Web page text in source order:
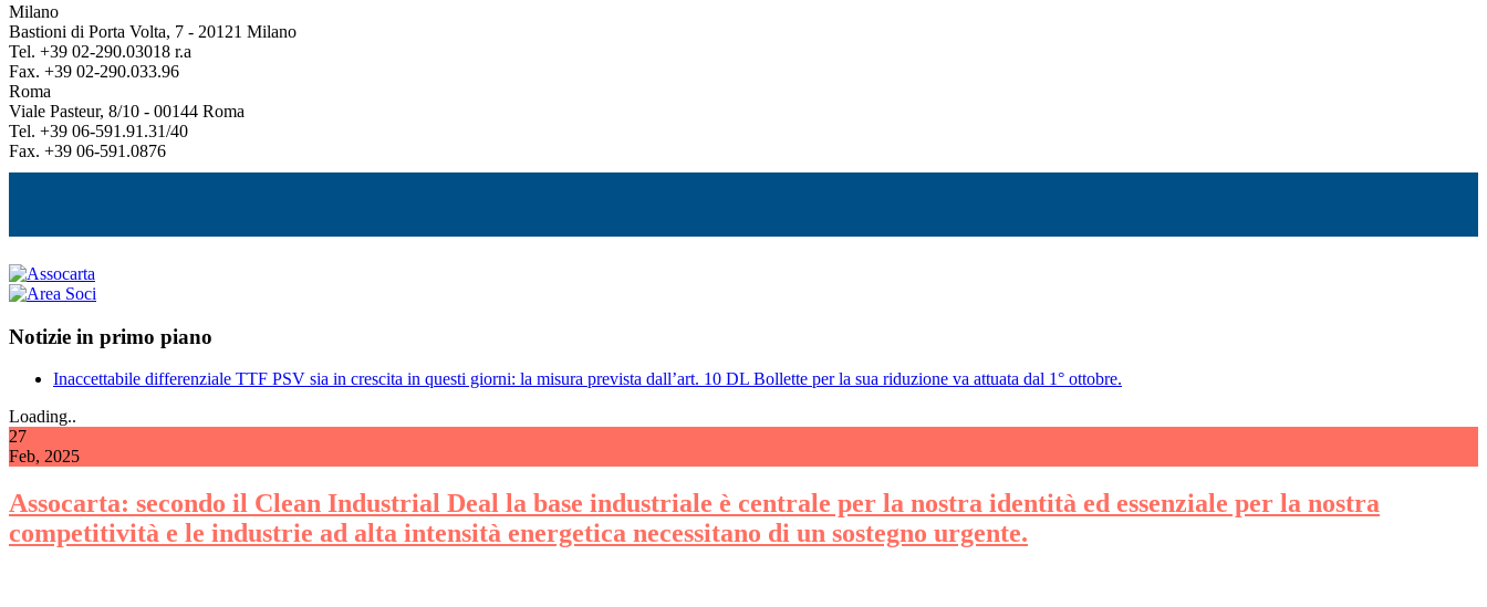
Milano
Bastioni di Porta Volta, 7 - 20121 Milano
Tel. +39 02-290.03018 r.a
Fax. +39 02-290.033.96
Roma
Viale Pasteur, 8/10 - 00144 Roma
Tel. +39 06-591.91.31/40
Fax. +39 06-591.0876
Notizie in primo piano
Inaccettabile differenziale TTF PSV sia in crescita in questi giorni: la misura prevista dall’art. 10 DL Bollette per la sua riduzione va attuata dal 1° ottobre.
Loading..
27
Feb, 2025
Assocarta: secondo il Clean Industrial Deal la base industriale è centrale per la nostra identità ed essenziale per la nostra
competitività e le industrie ad alta intensità energetica necessitano di un sostegno urgente.